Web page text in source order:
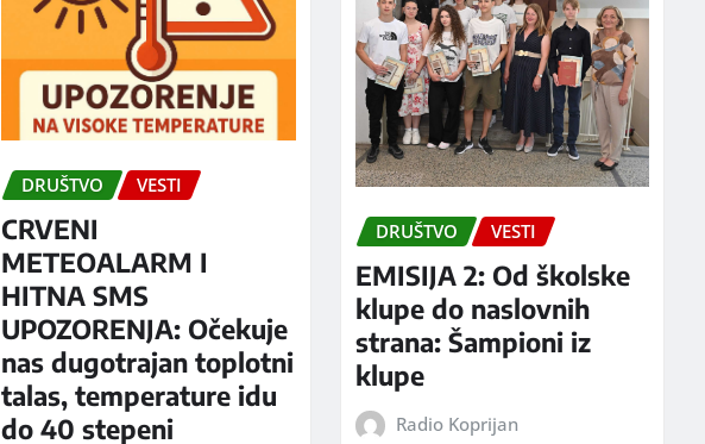
DRUŠTVO VESTI
CRVENI
METEOALARM I
HITNA SMS
UPOZORENJA: Očekuje
nas dugotrajan toplotni
talas, temperature idu
do 40 stepeni
DRUŠTVO VESTI
EMISIJA 2: Od školske
klupe do naslovnih
strana: Šampioni iz
klupe
Radio Koprijan